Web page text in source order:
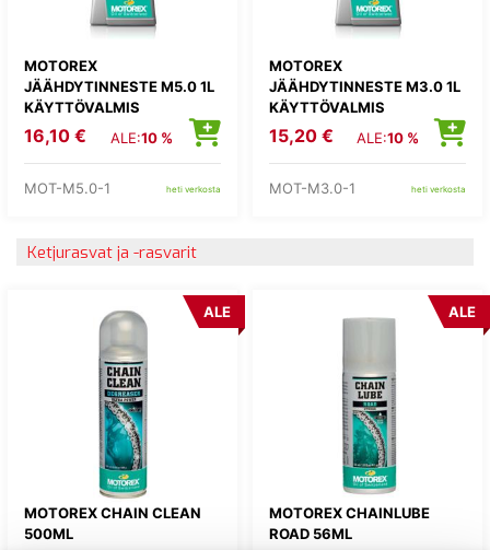
MOTOREX
JÄÄHDYTINNESTE M5.0 1L
KÄYTTÖVALMIS
16,10 € ALE:10 %
MOT-M5.0-1 heti verkosta
MOTOREX
JÄÄHDYTINNESTE M3.0 1L
KÄYTTÖVALMIS
15,20 € ALE:10 %
MOT-M3.0-1 heti verkosta
Ketjurasvat ja -rasvarit
MOTOREX CHAIN CLEAN
500ML
ALE
MOTOREX CHAINLUBE
ROAD 56ML
ALE